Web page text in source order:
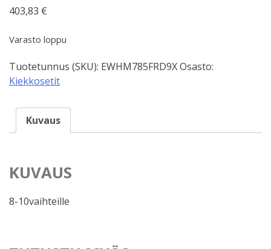
403,83 €
Varasto loppu
Tuotetunnus (SKU): EWHM785FRD9XOsasto:
Kiekkosetit
Kuvaus
KUVAUS
8-10vaihteille